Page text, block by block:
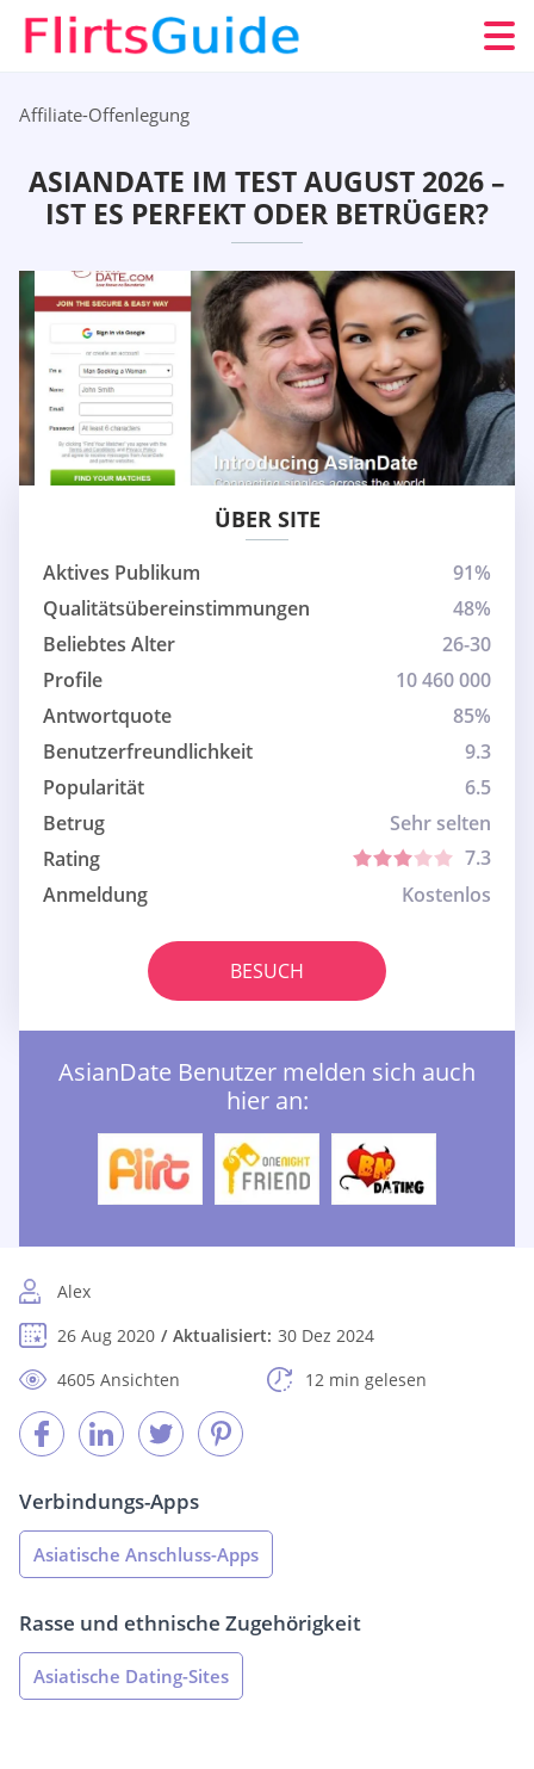
Affiliate-Offenlegung
ASIANDATE IM TEST AUGUST 2026 –
IST ES PERFEKT ODER BETRÜGER?
ÜBER SITE
Aktives Publikum
91%
Qualitätsübereinstimmungen
48%
Beliebtes Alter
26-30
Profile
10 460 000
Antwortquote
85%
Benutzerfreundlichkeit
9.3
Popularität
6.5
Betrug
Sehr selten
Rating
7.3
Anmeldung
Kostenlos
BESUCH
AsianDate Benutzer melden sich auch
hier an:
Alex
26 Aug 2020
Aktualisiert: 30 Dez 2024
4605 Ansichten
12 min gelesen
Verbindungs-Apps
Asiatische Anschluss-Apps
Rasse und ethnische Zugehörigkeit
Asiatische Dating-Sites